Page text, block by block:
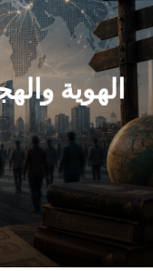
الهوية
الهوية والهجرة: إعادة